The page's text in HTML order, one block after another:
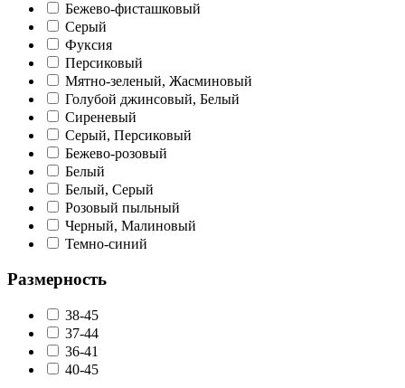
Бежево-фисташковый
Серый
Фуксия
Персиковый
Мятно-зеленый, Жасминовый
Голубой джинсовый, Белый
Сиреневый
Серый, Персиковый
Бежево-розовый
Белый
Белый, Серый
Розовый пыльный
Черный, Малиновый
Темно-синий
Размерность
38-45
37-44
36-41
40-45